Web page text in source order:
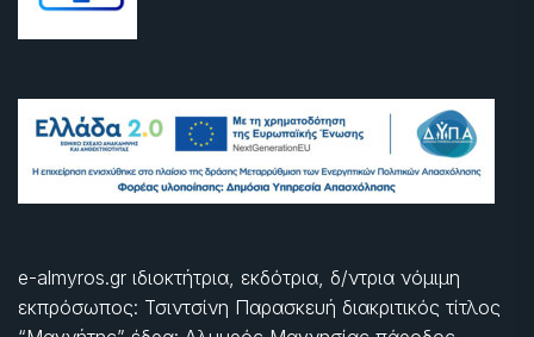
e-almyros.gr ιδιοκτήτρια, εκδότρια, δ/ντρια νόμιμη
εκπρόσωπος: Τσιντσίνη Παρασκευή διακριτικός τίτλος